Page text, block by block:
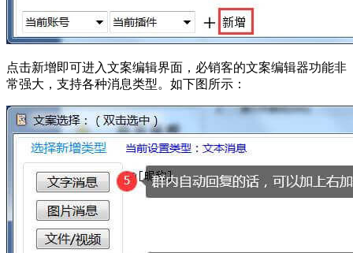
点击新增即可进入文案编辑界面，必销客的文案编辑器功能非
常强大，支持各种消息类型。如下图所示：